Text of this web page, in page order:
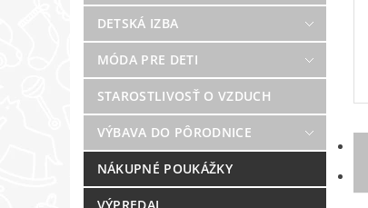
DETSKÁ IZBA
MÓDA PRE DETI
STAROSTLIVOSŤ O VZDUCH
VÝBAVA DO PÔRODNICE
NÁKUPNÉ POUKÁŽKY